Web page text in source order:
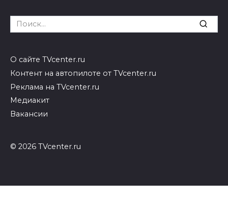
Search
for:
О сайте TVcenter.ru
Контент на автопилоте от TVcenter.ru
Реклама на TVcenter.ru
Медиакит
Вакансии
© 2026 TVcenter.ru